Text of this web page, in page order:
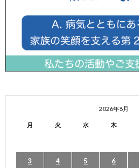
2026年8月
月 火 水 木
3 4 5 6